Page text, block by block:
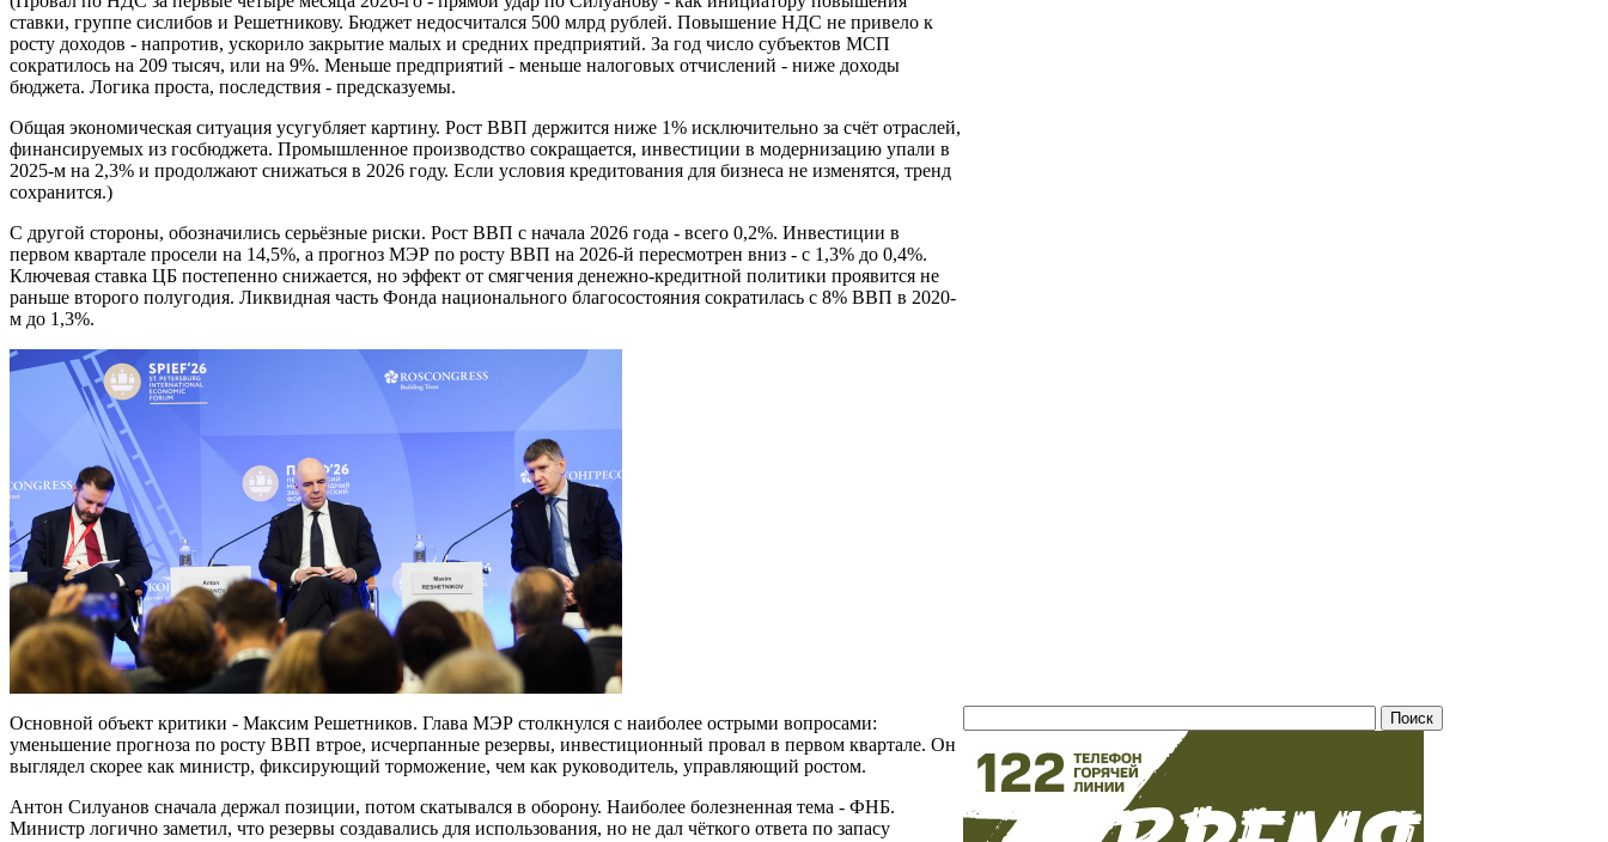
ставки, группе сислибов и Решетникову. Бюджет недосчитался 500 млрд рублей. Повышение НДС не привело к
росту доходов - напротив, ускорило закрытие малых и средних предприятий. За год число субъектов МСП
сократилось на 209 тысяч, или на 9%. Меньше предприятий - меньше налоговых отчислений - ниже доходы
бюджета. Логика проста, последствия - предсказуемы.
Общая экономическая ситуация усугубляет картину. Рост ВВП держится ниже 1% исключительно за счёт отраслей,
финансируемых из госбюджета. Промышленное производство сокращается, инвестиции в модернизацию упали в
2025-м на 2,3% и продолжают снижаться в 2026 году. Если условия кредитования для бизнеса не изменятся, тренд
сохранится.)
С другой стороны, обозначились серьёзные риски. Рост ВВП с начала 2026 года - всего 0,2%. Инвестиции в
первом квартале просели на 14,5%, а прогноз МЭР по росту ВВП на 2026-й пересмотрен вниз - с 1,3% до 0,4%.
Ключевая ставка ЦБ постепенно снижается, но эффект от смягчения денежно-кредитной политики проявится не
раньше второго полугодия. Ликвидная часть Фонда национального благосостояния сократилась с 8% ВВП в 2020-
м до 1,3%.
Основной объект критики - Максим Решетников. Глава МЭР столкнулся с наиболее острыми вопросами:
уменьшение прогноза по росту ВВП втрое, исчерпанные резервы, инвестиционный провал в первом квартале. Он
выглядел скорее как министр, фиксирующий торможение, чем как руководитель, управляющий ростом.
Антон Силуанов сначала держал позиции, потом скатывался в оборону. Наиболее болезненная тема - ФНБ.
Министр логично заметил, что резервы создавались для использования, но не дал чёткого ответа по запасу